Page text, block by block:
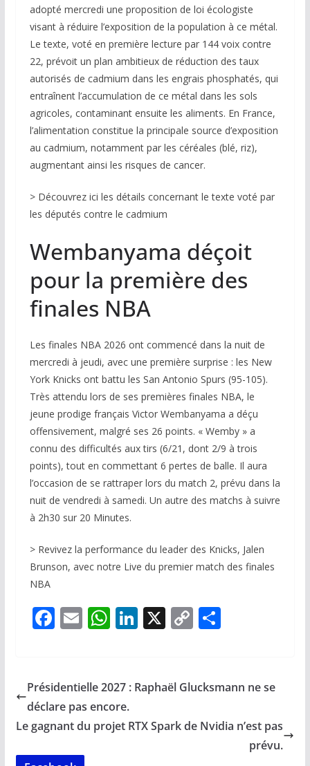
adopté mercredi une proposition de loi écologiste
visant à réduire l’exposition de la population à ce métal.
Le texte, voté en première lecture par 144 voix contre
22, prévoit un plan ambitieux de réduction des taux
autorisés de cadmium dans les engrais phosphatés, qui
entraînent l’accumulation de ce métal dans les sols
agricoles, contaminant ensuite les aliments. En France,
l’alimentation constitue la principale source d’exposition
au cadmium, notamment par les céréales (blé, riz),
augmentant ainsi les risques de cancer.
> Découvrez ici les détails concernant le texte voté par
les députés contre le cadmium
Wembanyama déçoit
pour la première des
finales NBA
Les finales NBA 2026 ont commencé dans la nuit de
mercredi à jeudi, avec une première surprise : les New
York Knicks ont battu les San Antonio Spurs (95-105).
Très attendu lors de ses premières finales NBA, le
jeune prodige français Victor Wembanyama a déçu
offensivement, malgré ses 26 points. « Wemby » a
connu des difficultés aux tirs (6/21, dont 2/9 à trois
points), tout en commettant 6 pertes de balle. Il aura
l’occasion de se rattraper lors du match 2, prévu dans la
nuit de vendredi à samedi. Un autre des matchs à suivre
à 2h30 sur 20 Minutes.
> Revivez la performance du leader des Knicks, Jalen
Brunson, avec notre Live du premier match des finales
NBA
F
b
o
o
k
E
l
W
s
A
p
Li
e
n
X C
y
n
P
g
Présidentielle 2027 : Raphaël Glucksmann ne se
déclare pas encore.
Le gagnant du projet RTX Spark de Nvidia n’est pas
prévu.